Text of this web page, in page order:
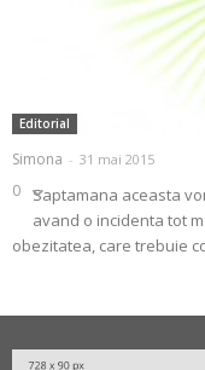
Editorial
Simona - 31 mai 2015
0 Saptamana aceasta
avand o incidenta tot
obezitatea, care trebuie